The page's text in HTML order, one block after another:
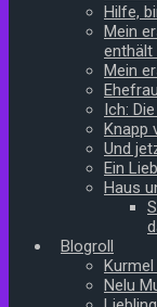
Hilfe,
Mein
enthält
Mein
Ich:
Knapp
Und
Ein
Haus
Blogroll
Nelu